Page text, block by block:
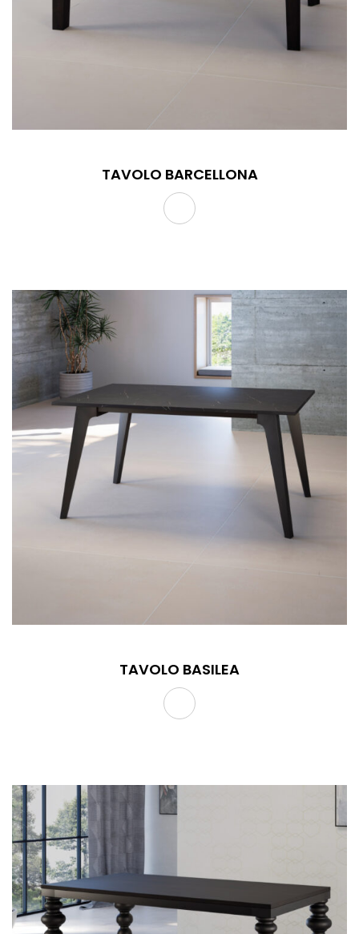
TAVOLO BARCELLONA
TAVOLO BASILEA